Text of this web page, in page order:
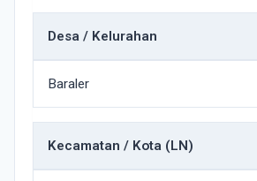
Desa / Kelurahan
Baraler
Kecamatan / Kota (LN)